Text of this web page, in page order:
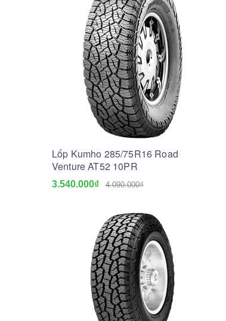
Lốp Kumho 285/75R16 Road
Venture AT52 10PR
3.540.000₫ 4.090.000₫